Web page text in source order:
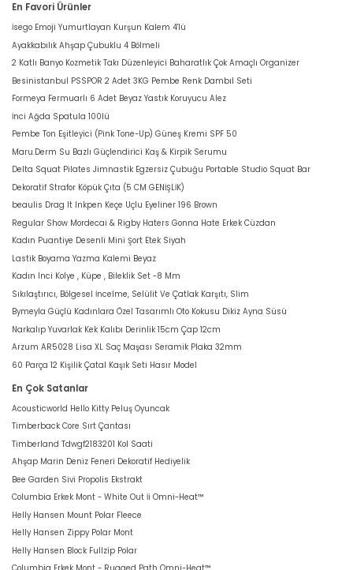
En Favori Ürünler
İsego Emoji Yumurtlayan Kurşun Kalem 4'lü
Ayakkabılık Ahşap Çubuklu 4 Bölmeli
2 Katlı Banyo Kozmetik Takı Düzenleyici Baharatlık Çok Amaçlı Organizer
Besinistanbul PSSPOR 2 Adet 3KG Pembe Renk Dambıl Seti
Formeya Fermuarlı 6 Adet Beyaz Yastık Koruyucu Alez
İnci Ağda Spatula 100lü
Pembe Ton Eşitleyici (Pink Tone-Up) Güneş Kremi SPF 50
Maru.Derm Su Bazlı Güçlendirici Kaş & Kirpik Serumu
Delta Squat Pilates Jimnastik Egzersiz Çubuğu Portable Studio Squat Bar
Dekoratif Strafor Köpük Çıta (5 CM GENİŞLİK)
beaulis Drag It Inkpen Keçe Uçlu Eyeliner 196 Brown
Regular Show Mordecai & Rigby Haters Gonna Hate Erkek Cüzdan
Kadın Puantiye Desenli Mini Şort Etek Siyah
Lastik Boyama Yazma Kalemi Beyaz
Kadın Inci Kolye , Küpe , Bileklik Set -8 Mm
Sıkılaştırıcı, Bölgesel İncelme, Selülit Ve Çatlak Karşıtı, Slim
Bymeyla Güçlü Kadınlara Özel Tasarımlı Oto Kokusu Dikiz Ayna Süsü
Narkalıp Yuvarlak Kek Kalıbı Derinlik 15cm Çap 12cm
Arzum AR5028 Lisa XL Saç Maşası Seramik Plaka 32mm
60 Parça 12 Kişilik Çatal Kaşık Seti Hasır Model
En Çok Satanlar
Acousticworld Hello Kitty Peluş Oyuncak
Timberback Core Sırt Çantası
Timberland Tdwgf2183201 Kol Saati
Ahşap Marin Deniz Feneri Dekoratif Hediyelik
Bee Garden Sivi Propolis Ekstrakt
Columbia Erkek Mont - White Out İi Omni-Heat™
Helly Hansen Mount Polar Fleece
Helly Hansen Zippy Polar Mont
Helly Hansen Block Fullzip Polar